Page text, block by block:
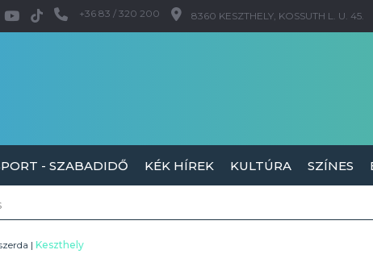
+36 83 / 320 200 8360 KESZTHELY, KOSSUTH L. U. 45.
- SZABADIDŐ KÉK HÍREK KULTÚRA SZÍNES
| Keszthely